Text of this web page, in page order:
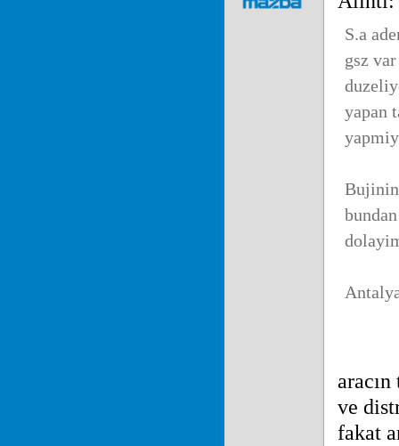
S.a
gsz
yapan
ve
fakat